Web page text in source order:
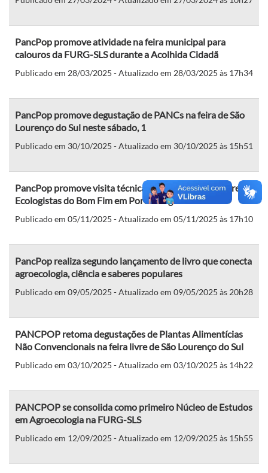
PancPop promove atividade na feira municipal para
calouros da FURG-SLS durante a Acolhida Cidadã
Publicado em 28/03/2025 - Atualizado em 28/03/2025 às 17h34
PancPop promove degustação de PANCs na feira de São
Lourenço do Sul neste sábado, 1
Publicado em 30/10/2025 - Atualizado em 30/10/2025 às 15h51
PancPop promove visita técnica à Feira dos Agricultores
Ecologistas do Bom Fim em Porto Alegre
Publicado em 05/11/2025 - Atualizado em 05/11/2025 às 17h10
PancPop realiza segundo lançamento de livro que conecta
agroecologia, ciência e saberes populares
Publicado em 09/05/2025 - Atualizado em 09/05/2025 às 20h28
PANCPOP retoma degustações de Plantas Alimentícias
Não Convencionais na feira livre de São Lourenço do Sul
Publicado em 03/10/2025 - Atualizado em 03/10/2025 às 14h22
PANCPOP se consolida como primeiro Núcleo de Estudos
em Agroecologia na FURG-SLS
Publicado em 12/09/2025 - Atualizado em 12/09/2025 às 15h55